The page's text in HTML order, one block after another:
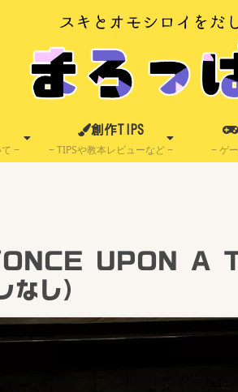
創作TIPS
TIPSや教本レビューなど ゲ
「ONCE UPON A
し）